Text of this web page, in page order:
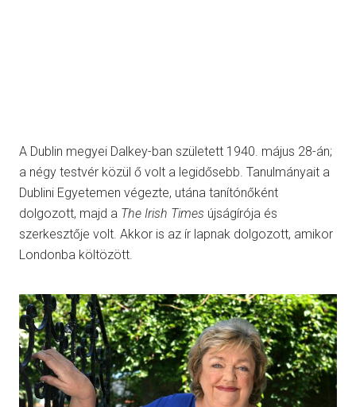
A Dublin megyei Dalkey-ban született 1940. május 28-án;
a négy testvér közül ő volt a legidősebb. Tanulmányait a
Dublini Egyetemen végezte, utána tanítónőként
dolgozott, majd a The Irish Times újságírója és
szerkesztője volt. Akkor is az ír lapnak dolgozott, amikor
Londonba költözött.